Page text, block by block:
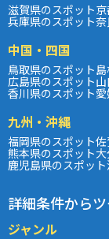
滋賀県のスポット
兵庫県のスポット
中国・四国
鳥取県のスポット
広島県のスポット
香川県のスポット
九州・沖縄
福岡県のスポット
熊本県のスポット
鹿児島県のスポット
詳細条件から
ジャンル